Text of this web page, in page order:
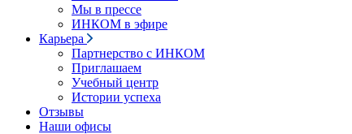
Мы в прессе
ИНКОМ в эфире
Карьера
Партнерство с ИНКОМ
Приглашаем
Учебный центр
Истории успеха
Отзывы
Наши офисы